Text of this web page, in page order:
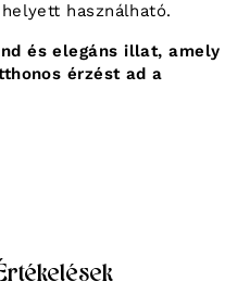
használható.
és elegáns illat, amely
érzést ad a